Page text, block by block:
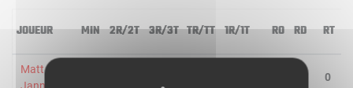
JOUEUR MIN 2R/2T 3R/3T TR/TT 1R/1T RO RD RT
Matt
0